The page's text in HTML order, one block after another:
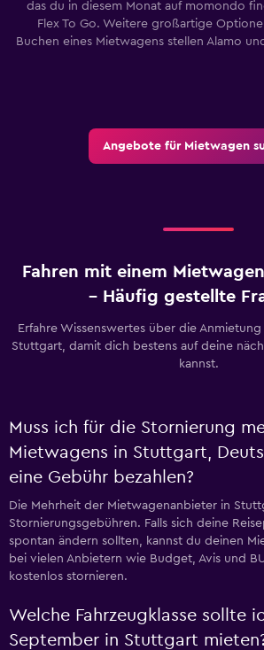
das du in diesem Monat auf momondo
Flex To Go. Weitere großartige
Buchen eines Mietwagens stellen Alamo
Angebote für Mietwagen
Fahren mit einem
– Häufig gestellte
Erfahre Wissenswertes über die
Stuttgart, damit dich bestens auf deine
kannst.
Muss ich für die Stornierung
Mietwagens in Stuttgart,
eine Gebühr bezahlen?
Die Mehrheit der Mietwagenanbieter in
Stornierungsgebühren. Falls sich deine
spontan ändern sollten, kannst du deinen
bei vielen Anbietern wie Budget, Avis und
kostenlos stornieren.
Welche Fahrzeugklasse sollte
September in Stuttgart